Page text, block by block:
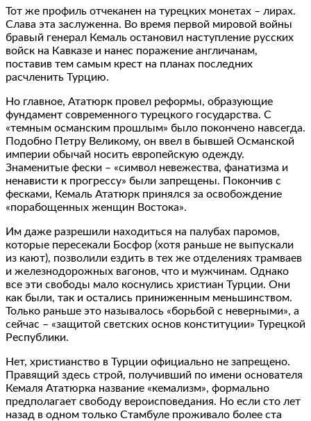
Тот же профиль отчеканен на турецких монетах – лирах.
Слава эта заслуженна. Во время первой мировой войны
бравый генерал Кемаль остановил наступление русских
войск на Кавказе и нанес поражение англичанам,
поставив тем самым крест на планах последних
расчленить Турцию.
Но главное, Ататюрк провел реформы, образующие
фундамент современного турецкого государства. С
«темным османским прошлым» было покончено навсегда.
Подобно Петру Великому, он ввел в бывшей Османской
империи обычай носить европейскую одежду.
Знаменитые фески – «символ невежества, фанатизма и
ненависти к прогрессу» были запрещены. Покончив с
фесками, Кемаль Ататюрк принялся за освобождение
«порабощенных женщин Востока».
Им даже разрешили находиться на палубах паромов,
которые пересекали Босфор (хотя раньше не выпускали
из кают), позволили ездить в тех же отделениях трамваев
и железнодорожных вагонов, что и мужчинам. Однако
все эти свободы мало коснулись христиан Турции. Они
как были, так и остались приниженным меньшинством.
Только раньше это называлось «борьбой с неверными», а
сейчас – «защитой светских основ конституции» Турецкой
Республики.
Нет, христианство в Турции официально не запрещено.
Правящий здесь строй, получивший по имени основателя
Кемаля Ататюрка название «кемализм», формально
предполагает свободу вероисповедания. Но если сто лет
назад в одном только Стамбуле проживало более ста